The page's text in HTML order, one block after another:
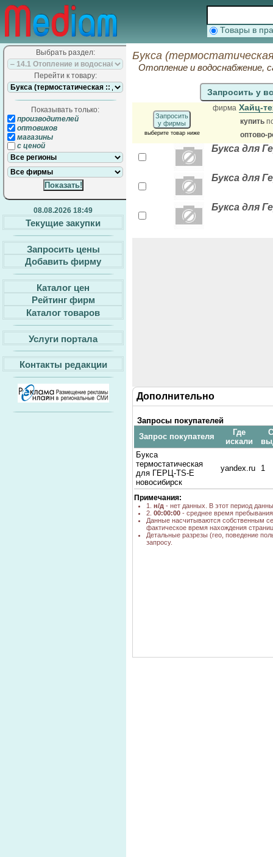
Товары в
Выбрать раздел:
Перейти к товару:
Показывать только:
производителей
оптовиков
магазины
с ценой
08.08.2026 18:49
Текущие закупки
Запросить цены
Добавить фирму
Каталог цен
Рейтинг фирм
Каталог товаров
Услуги портала
Контакты редакции
Букса
Отопление и водоснабжение,
Запросить у
Запросить
у фирмы
выберите товар ниже
фирма Хайц-
купить
оптово-
Букса для
Букса для
Букса для
Дополнительно
Запросы покупателей
Запрос покупателя
Где
искали
Букса
термостатическая
для ГЕРЦ-TS-E
новосибирск
yandex.ru 1
Примечания:
1. н/д - нет данных. В этот период
2. 00:00:00 - среднее время
Данные насчитываются собственным
фактическое время нахождения
Детальные разрезы (гео, поведение
запросу.